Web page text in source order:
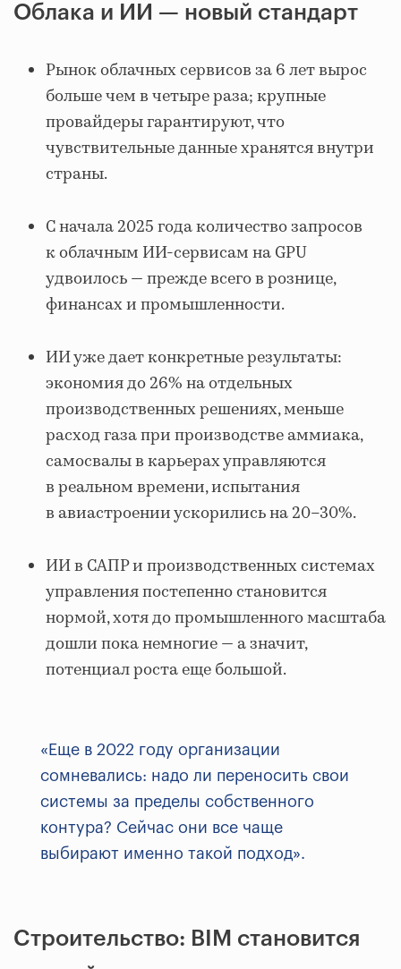
Облака и ИИ — новый стандарт
Рынок облачных сервисов за 6 лет вырос
больше чем в четыре раза; крупные
провайдеры гарантируют, что
чувствительные данные хранятся внутри
страны.
С начала 2025 года количество запросов
к облачным ИИ-сервисам на GPU
удвоилось — прежде всего в рознице,
финансах и промышленности.
ИИ уже дает конкретные результаты:
экономия до 26% на отдельных
производственных решениях, меньше
расход газа при производстве аммиака,
самосвалы в карьерах управляются
в реальном времени, испытания
в авиастроении ускорились на 20–30%.
ИИ в САПР и производственных системах
управления постепенно становится
нормой, хотя до промышленного масштаба
дошли пока немногие — а значит,
потенциал роста еще большой.
«Еще в 2022 году организации
сомневались: надо ли переносить свои
системы за пределы собственного
контура? Сейчас они все чаще
выбирают именно такой подход».
Строительство: BIM становится